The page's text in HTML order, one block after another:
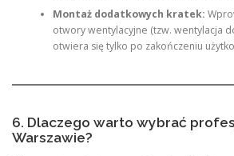
Montaż dodatkowych kratek:
otwory wentylacyjne (tzw. wentylacja
otwiera się tylko po zakończeniu
6. Dlaczego warto wybrać
Warszawie?